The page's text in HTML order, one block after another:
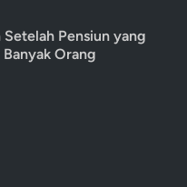
Pensiun yang
Orang